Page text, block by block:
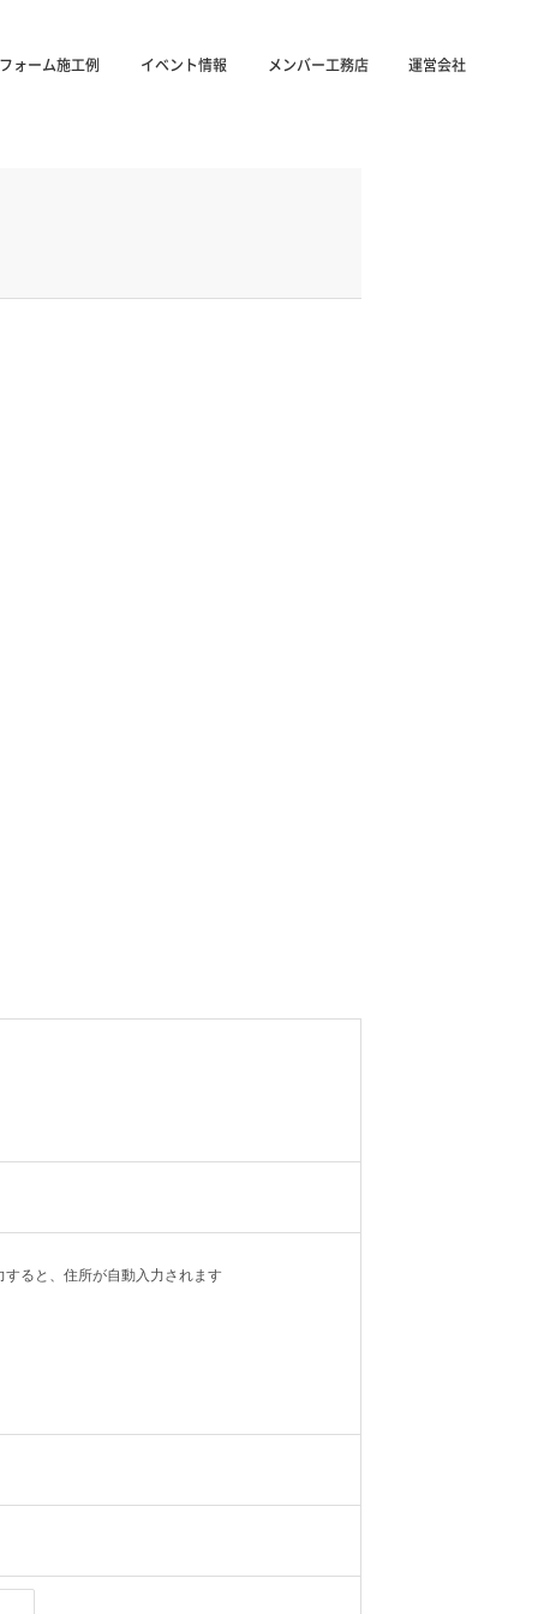
ォーム施工例 イベント情報 メンバー工務店 運営会社
ると、住所が自動入力されます